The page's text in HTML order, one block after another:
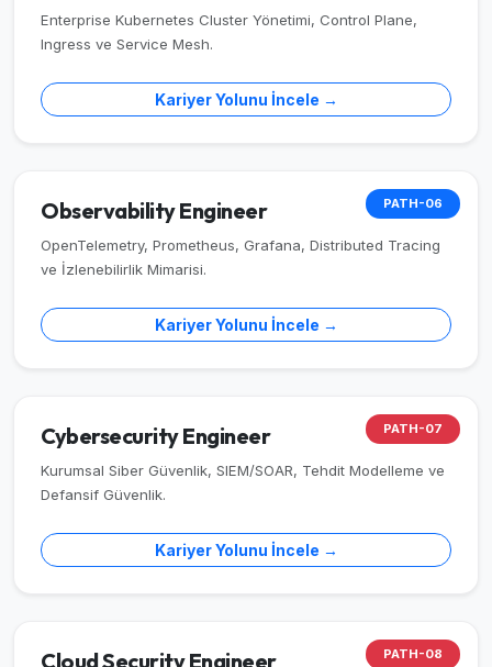
Enterprise Kubernetes Cluster Yönetimi, Control Plane,
Ingress ve Service Mesh.
Kariyer Yolunu İncele →
PATH-06
Observability Engineer
OpenTelemetry, Prometheus, Grafana, Distributed Tracing
ve İzlenebilirlik Mimarisi.
Kariyer Yolunu İncele →
PATH-07
Cybersecurity Engineer
Kurumsal Siber Güvenlik, SIEM/SOAR, Tehdit Modelleme ve
Defansif Güvenlik.
Kariyer Yolunu İncele →
PATH-08
Cloud Security Engineer